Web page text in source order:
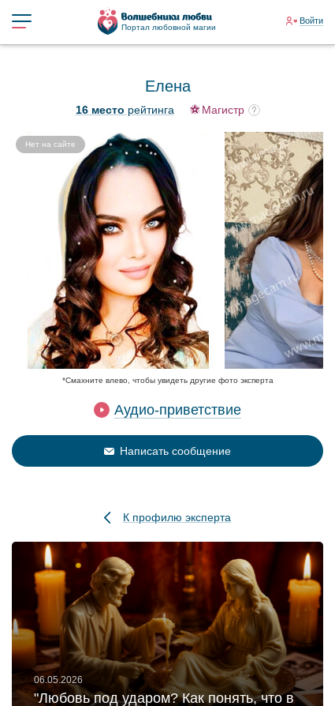
Портал любовной магии
Войти
Елена
Нет на сайте
Магистр
16 место рейтинга
*Смахните влево, чтобы увидеть другие фото эксперта
Аудио-приветствие
Написать сообщение
К профилю эксперта
06.05.2026
"Любовь под ударом? Как понять, что в